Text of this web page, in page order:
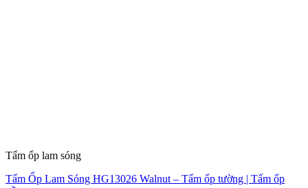
Tấm ốp lam sóng
Tấm Ốp Lam Sóng HG13026 Walnut – Tấm ốp tường | Tấm ốp